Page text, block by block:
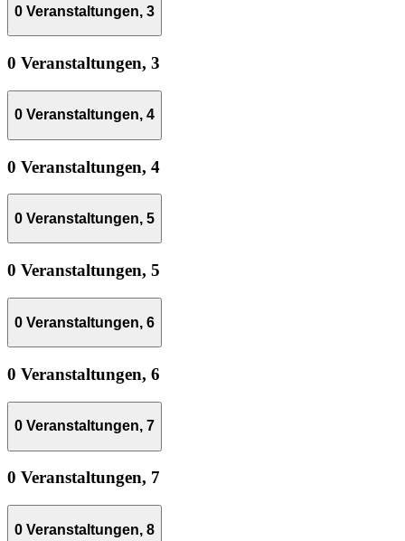
0 Veranstaltungen, 3
0 Veranstaltungen, 3
0 Veranstaltungen, 4
0 Veranstaltungen, 4
0 Veranstaltungen, 5
0 Veranstaltungen, 5
0 Veranstaltungen, 6
0 Veranstaltungen, 6
0 Veranstaltungen, 7
0 Veranstaltungen, 7
0 Veranstaltungen, 8